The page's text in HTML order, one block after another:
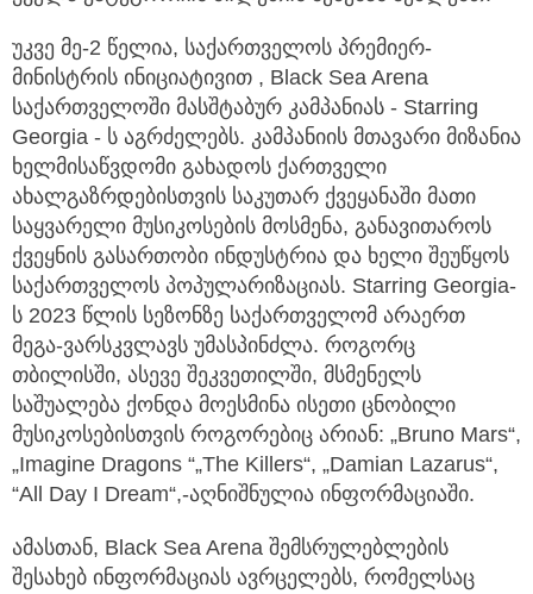
უკვე მე-2 წელია, საქართველოს პრემიერ-
მინისტრის ინიციატივით , Black Sea Arena
საქართველოში მასშტაბურ კამპანიას - Starring
Georgia - ს აგრძელებს. კამპანიის მთავარი მიზანია
ხელმისაწვდომი გახადოს ქართველი
ახალგაზრდებისთვის საკუთარ ქვეყანაში მათი
საყვარელი მუსიკოსების მოსმენა, განავითაროს
ქვეყნის გასართობი ინდუსტრია და ხელი შეუწყოს
საქართველოს პოპულარიზაციას. Starring Georgia-
ს 2023 წლის სეზონზე საქართველომ არაერთ
მეგა-ვარსკვლავს უმასპინძლა. როგორც
თბილისში, ასევე შეკვეთილში, მსმენელს
საშუალება ქონდა მოესმინა ისეთი ცნობილი
მუსიკოსებისთვის როგორებიც არიან: „Bruno Mars“,
„Imagine Dragons “„The Killers“, „Damian Lazarus“,
“All Day I Dream“,-აღნიშნულია ინფორმაციაში.
ამასთან, Black Sea Arena შემსრულებლების
შესახებ ინფორმაციას ავრცელებს, რომელსაც